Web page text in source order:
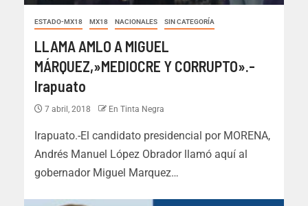
ESTADO-MX18 MX18 NACIONALES SIN CATEGORÍA
LLAMA AMLO A MIGUEL
MÁRQUEZ,»MEDIOCRE Y CORRUPTO».-
Irapuato
7 abril, 2018 En Tinta Negra
Irapuato.-El candidato presidencial por MORENA,
Andrés Manuel López Obrador llamó aquí al
gobernador Miguel Marquez…